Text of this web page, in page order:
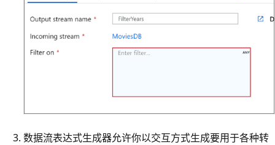
数据流表达式生成器允许你以交互方式生成要用于各种转